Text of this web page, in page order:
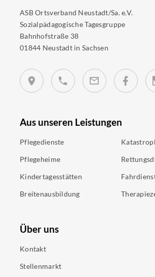
ASB Ortsverband Neustadt/Sa. e.V.
Sozialpädagogische Tagesgruppe
Bahnhofstraße 38
01844 Neustadt in Sachsen
Aus unseren Leistungen
Pflegedienste
Pflegeheime
Kindertagesstätten
Breitenausbildung
Über uns
Kontakt
Stellenmarkt